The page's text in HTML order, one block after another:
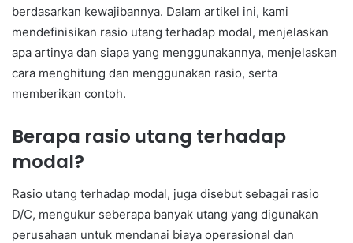
berdasarkan kewajibannya. Dalam artikel ini, kami
mendefinisikan rasio utang terhadap modal, menjelaskan
apa artinya dan siapa yang menggunakannya, menjelaskan
cara menghitung dan menggunakan rasio, serta
memberikan contoh.
Berapa rasio utang terhadap
modal?
Rasio utang terhadap modal, juga disebut sebagai rasio
D/C, mengukur seberapa banyak utang yang digunakan
perusahaan untuk mendanai biaya operasional dan